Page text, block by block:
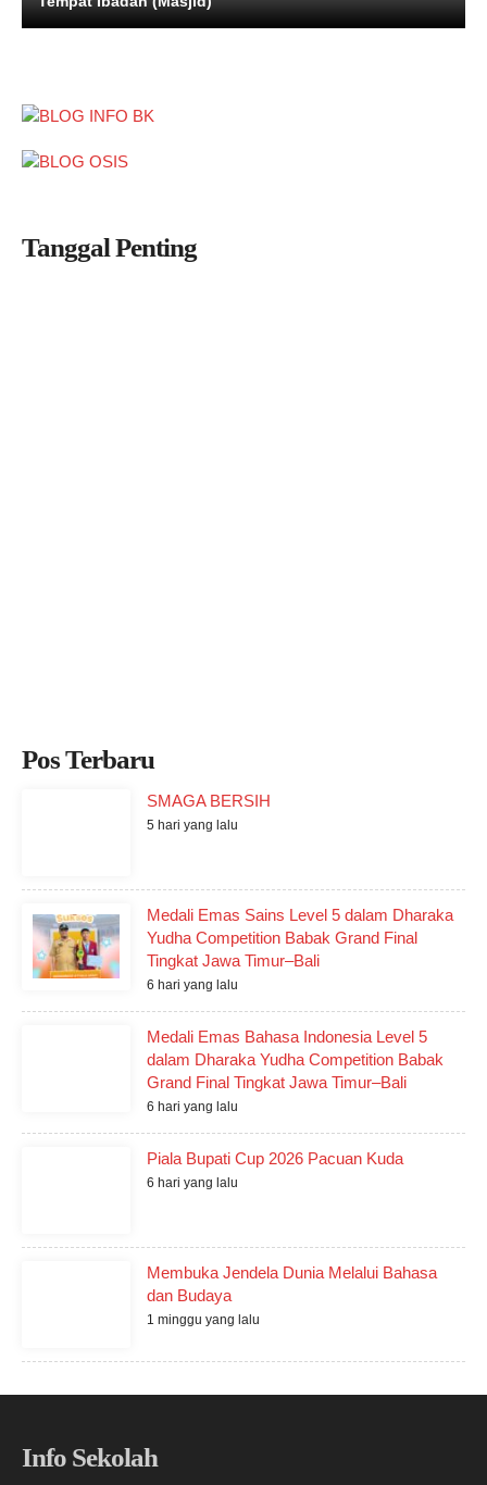
Tanggal Penting
Pos Terbaru
SMAGA BERSIH
5 hari yang lalu
Medali Emas Sains Level 5 dalam Dharaka
Yudha Competition Babak Grand Final
Tingkat Jawa Timur–Bali
6 hari yang lalu
Medali Emas Bahasa Indonesia Level 5
dalam Dharaka Yudha Competition Babak
Grand Final Tingkat Jawa Timur–Bali
6 hari yang lalu
Piala Bupati Cup 2026 Pacuan Kuda
6 hari yang lalu
Membuka Jendela Dunia Melalui Bahasa
dan Budaya
1 minggu yang lalu
Info Sekolah